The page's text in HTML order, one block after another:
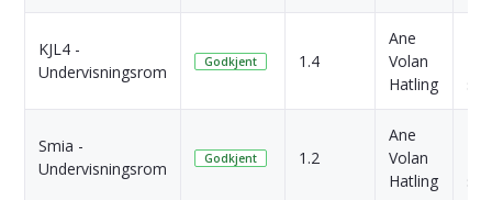
KJL4 -
Undervisningsrom
Godkjent 1.4
Ane
Volan
Hatling
Smia -
Undervisningsrom
Godkjent 1.2
Ane
Volan
Hatling